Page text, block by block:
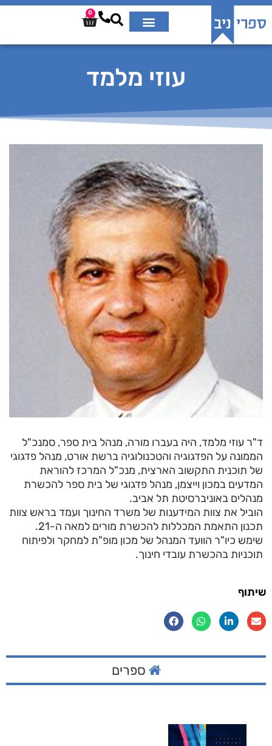
0
עוזי מלמד
ד"ר עוזי מלמד, היה בעברו מורה, מנהל בית ספר, סמנכ"ל
הממונה על הפדגוגיה והטכנולוגיה ברשת אורט, מנהל פדגוגי
של תוכנית התקשוב הארצית, מנכ"ל המרכז להוראת
המדעים במכון וייצמן, מנהל פדגוגי של בית ספר להכשרת
מנהלים באוניברסיטת תל אביב.
הוביל את צוות המידענות של משרד החינוך ועמד בראש צוות
תכנון התאמת המכללות להכשרת מורים למאה ה-21.
שימש כיו"ר הוועד המנהל של מכון מופ"ת למחקר ולפיתוח
תוכניות בהכשרת עובדי חינוך.
שיתוף
ספרים